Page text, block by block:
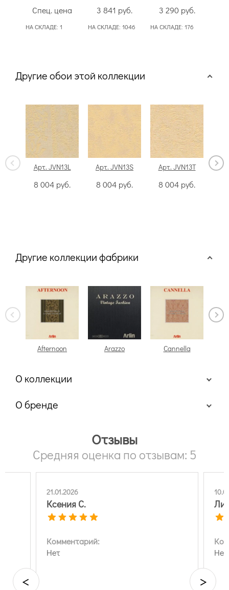
Спец. цена
НА СКЛАДЕ: 1
3 841 руб.
НА СКЛАДЕ: 1046
3 290 руб.
НА СКЛАДЕ: 176
Другие обои этой коллекции
Арт. JVN13L
8 004 руб.
Арт. JVN13S
8 004 руб.
Арт. JVN13T
8 004 руб.
Другие коллекции фабрики
Afternoon Arazzo Cannella
О коллекции
О бренде
Отзывы
Средняя оценка по отзывам: 5
21.01.2026
Ксения С.
Комментарий:
Нет
Нет
< >